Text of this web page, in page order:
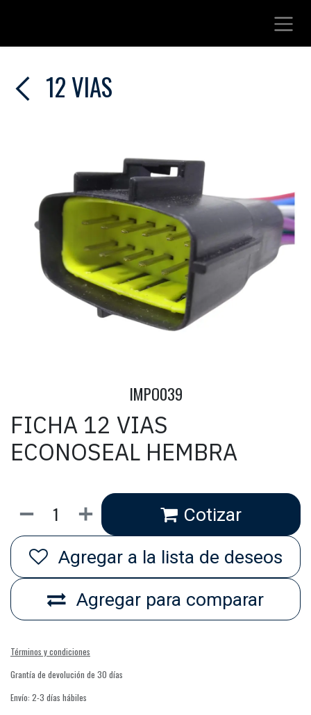
12 VIAS
IMPO039
FICHA 12 VIAS
ECONOSEAL HEMBRA
Cotizar
Agregar para comparar
Agregar a la lista de deseos
Términos y condiciones
Grantía de devolución de 30 días
Envío: 2-3 días hábiles